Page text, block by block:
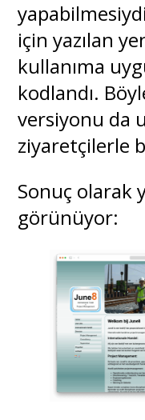
için yazılan
kullanıma
kodlandı.
versiyonu da
ziyaretçilerle
Sonuç olarak
görünüyor: